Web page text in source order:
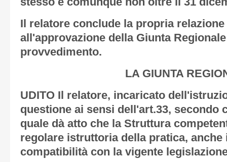
Il relatore conclude la propria
all'approvazione della Giunta
provvedimento.
LA GIUNTA
UDITO Il relatore, incaricato
questione ai sensi dell'art.33, secondo
quale dà atto che la Struttura
regolare istruttoria della pratica, anche
compatibilità con la vigente